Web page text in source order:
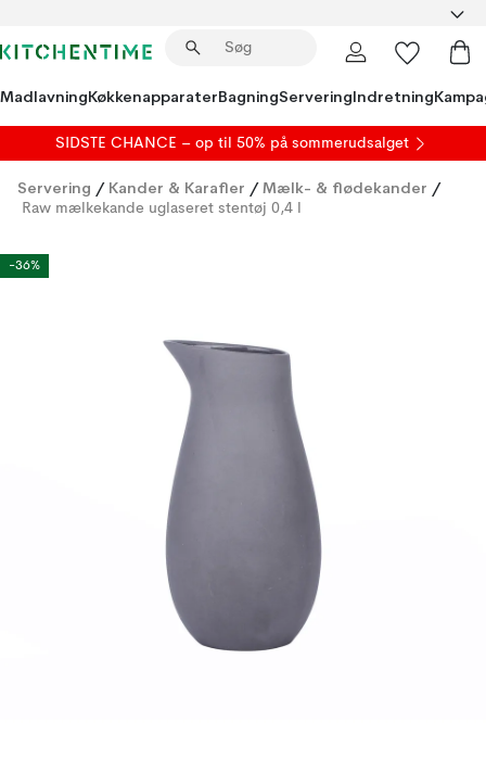
MadlavningKøkkenapparaterBagningServeringIndretning
SIDSTE CHANCE – op til 50% på sommerudsalget
Servering / Kander & Karafler / Mælk- & flødekander /
Raw mælkekande uglaseret stentøj 0,4 l
-36%